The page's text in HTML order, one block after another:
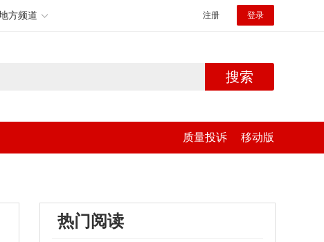
方频道 注册 登录
搜索
质量投诉 移动版
热门阅读